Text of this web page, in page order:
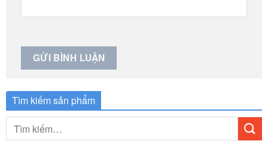
Tìm kiếm sản phẩm
kiếm: